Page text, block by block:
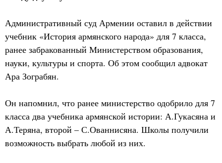
Административный суд Армении оставил в действии
учебник «История армянского народа» для 7 класса,
ранее забракованный Министерством образования,
науки, культуры и спорта. Об этом сообщил адвокат
Ара Зограбян.
Он напомнил, что ранее министерство одобрило для 7
класса два учебника армянской истории: А.Гукасяна и
А.Теряна, второй – С.Ованнисяна. Школы получили
возможность выбрать любой из них.